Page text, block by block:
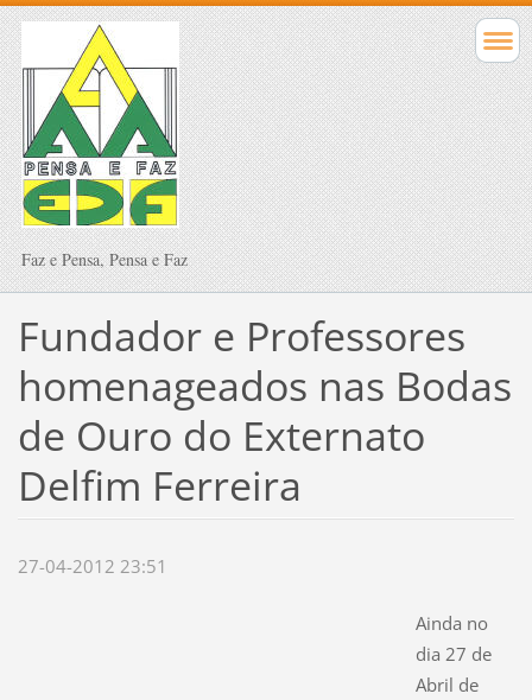
Faz e Pensa, Pensa e Faz
Fundador e Professores
homenageados nas Bodas
de Ouro do Externato
Delfim Ferreira
27-04-2012 23:51
Ainda no
dia 27 de
Abril de